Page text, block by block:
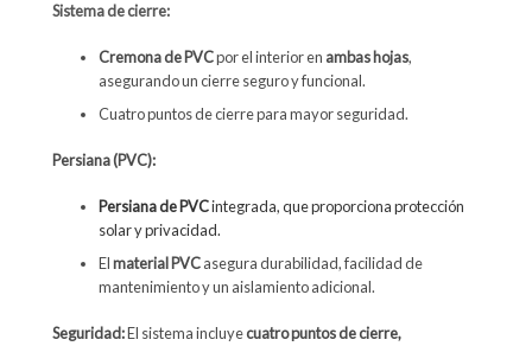
Sistema de cierre:
Cremona de PVCpor el interior en ambas hojas,
asegurando un cierre seguro y funcional.
Cuatro puntos de cierre para mayor seguridad.
Persiana (PVC):
Persiana de PVCintegrada, que proporciona protección
solar y privacidad.
Elmaterial PVCasegura durabilidad, facilidad de
mantenimiento y un aislamiento adicional.
Seguridad:El sistema incluyecuatro puntos de cierre,